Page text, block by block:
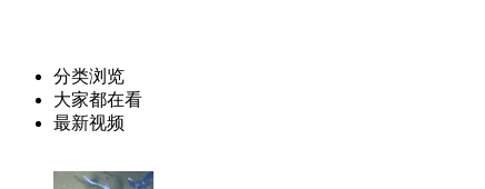
分类浏览
大家都在看
最新视频